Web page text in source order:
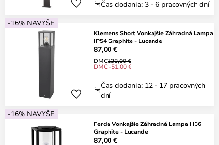
Čas dodania: 3 - 6 pracovných dní
-16% NAVYŠE
Klemens Short Vonkajšie Záhradná Lampa
IP54 Graphite - Lucande
87,00 €
DMC138,00 €
DMC -51,00 €
Čas dodania: 12 - 17 pracovných
dní
-16% NAVYŠE
Ferda Vonkajšie Záhradná Lampa H36
Graphite - Lucande
87,00 €